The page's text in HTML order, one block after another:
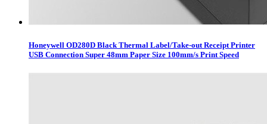
Honeywell OD280D Black Thermal Label/Take-out Receipt Printer
USB Connection Super 48mm Paper Size 100mm/s Print Speed